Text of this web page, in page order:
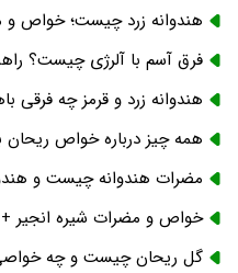
هندوانه زرد چیست؛ خواص و
فرق آسم با آلرژی چیست؟
هندوانه زرد و قرمز چه فرقی
همه چیز درباره خواص
مضرات هندوانه چیست و
خواص و مضرات شیره انجیر +
گل ریحان چیست و چه